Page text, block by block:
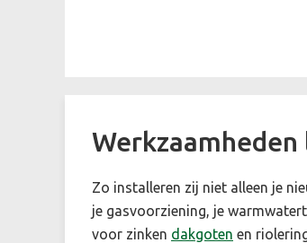
Zo installeren zij niet alleen je
je gasvoorziening, je
voor zinken dakgoten en